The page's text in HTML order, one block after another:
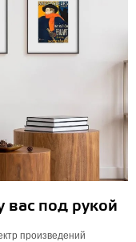
вас под рукой
произведений